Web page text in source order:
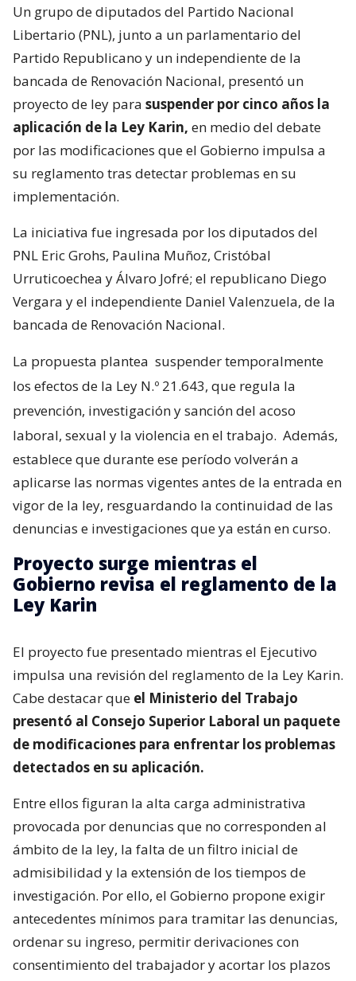
Un grupo de diputados del Partido Nacional
Libertario (PNL), junto a un parlamentario del
Partido Republicano y un independiente de la
bancada de Renovación Nacional, presentó un
proyecto de ley para suspender por cinco años la
aplicación de la Ley Karin, en medio del debate
por las modificaciones que el Gobierno impulsa a
su reglamento tras detectar problemas en su
implementación.
La iniciativa fue ingresada por los diputados del
PNL Eric Grohs, Paulina Muñoz, Cristóbal
Urruticoechea y Álvaro Jofré; el republicano Diego
Vergara y el independiente Daniel Valenzuela, de la
bancada de Renovación Nacional.
La propuesta plantea suspender temporalmente
los efectos de la Ley N.º 21.643, que regula la
prevención, investigación y sanción del acoso
laboral, sexual y la violencia en el trabajo. Además,
establece que durante ese período volverán a
aplicarse las normas vigentes antes de la entrada en
vigor de la ley, resguardando la continuidad de las
denuncias e investigaciones que ya están en curso.
Proyecto surge mientras el
Gobierno revisa el reglamento de la
Ley Karin
El proyecto fue presentado mientras el Ejecutivo
impulsa una revisión del reglamento de la Ley Karin.
Cabe destacar que el Ministerio del Trabajo
presentó al Consejo Superior Laboral un paquete
de modificaciones para enfrentar los problemas
detectados en su aplicación.
Entre ellos figuran la alta carga administrativa
provocada por denuncias que no corresponden al
ámbito de la ley, la falta de un filtro inicial de
admisibilidad y la extensión de los tiempos de
investigación. Por ello, el Gobierno propone exigir
antecedentes mínimos para tramitar las denuncias,
ordenar su ingreso, permitir derivaciones con
consentimiento del trabajador y acortar los plazos